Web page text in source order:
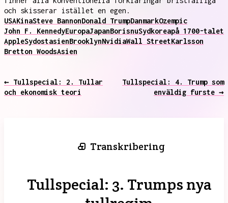
och skisserar istället en egen.
USAKinaSteve BannonDonald TrumpDanmarkOzempic
John F. KennedyEuropaJapanBorisnuSydkoreapå 1700-talet
AppleSydostasienBrooklynNvidiaWall StreetKarlsson
Bretton WoodsAsien
← Tullspecial: 2. Tullar
och ekonomisk teori
Tullspecial: 4. Trump som
enväldig furste →
Transkribering
Tullspecial: 3. Trumps nya